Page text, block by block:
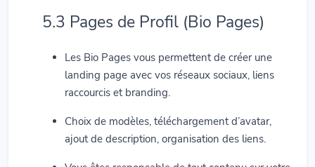
5.3 Pages de Profil (Bio Pages)
Les Bio Pages vous permettent de créer une
landing page avec vos réseaux sociaux, liens
raccourcis et branding.
Choix de modèles, téléchargement d’avatar,
ajout de description, organisation des liens.